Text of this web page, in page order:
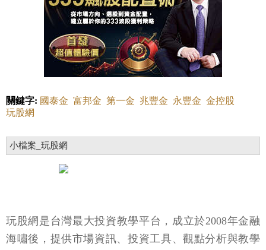
關鍵字: 國泰金 富邦金 第一金 兆豐金 永豐金 金控股
玩股網
小檔案_玩股網
玩股網是台灣最大投資教學平台，成立於2008年金融
海嘯後，提供市場資訊、投資工具、觀點分析與教學